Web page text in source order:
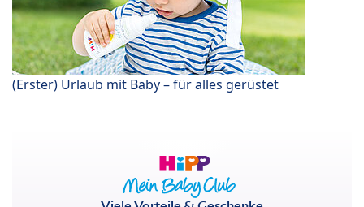
(Erster) Urlaub mit Baby – für alles gerüstet